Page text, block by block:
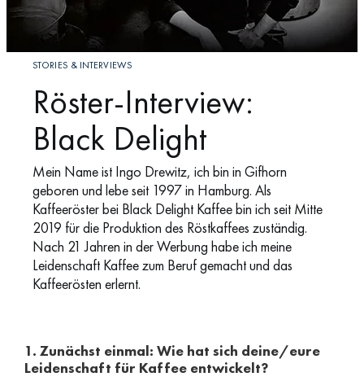
STORIES & INTERVIEWS
Röster-Interview:
Black Delight
Mein Name ist Ingo Drewitz, ich bin in Gifhorn
geboren und lebe seit 1997 in Hamburg. Als
Kaffeeröster bei Black Delight Kaffee bin ich seit Mitte
2019 für die Produktion des Röstkaffees zuständig.
Nach 21 Jahren in der Werbung habe ich meine
Leidenschaft Kaffee zum Beruf gemacht und das
Kaffeerösten erlernt.
1. Zunächst einmal: Wie hat sich deine/eure
Leidenschaft für Kaffee entwickelt?